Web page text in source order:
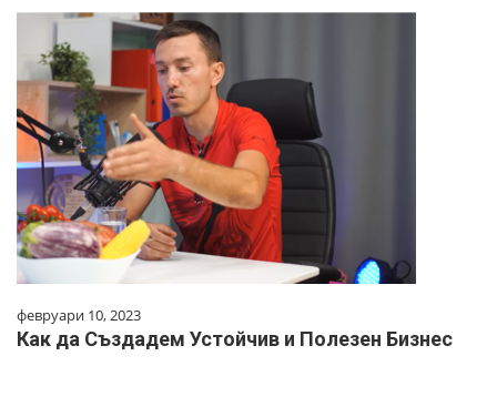
февруари 10, 2023
Как да Създадем Устойчив и Полезен Бизнес